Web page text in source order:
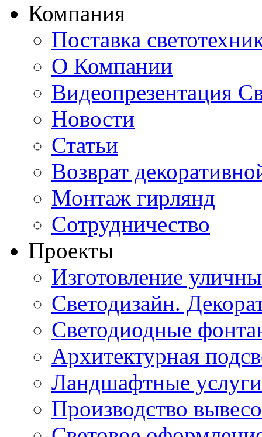
Компания
Поставка
О Компании
Видеопрезентация
Новости
Статьи
Возврат
Монтаж гирлянд
Сотрудничество
Проекты
Изготовление
Светодизайн.
Светодиодные
Архитектурная
Ландшафтные
Производство